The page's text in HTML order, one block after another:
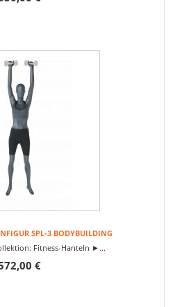
SPL-3 BODYBUILDING
Fitness-Hanteln ►...
€